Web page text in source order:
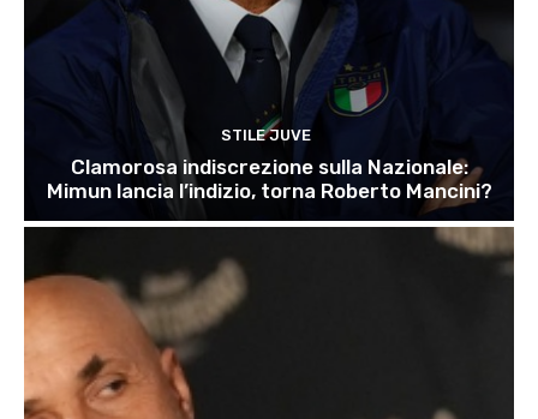
STILE JUVE
Clamorosa indiscrezione sulla Nazionale:
Mimun lancia l’indizio, torna Roberto Mancini?